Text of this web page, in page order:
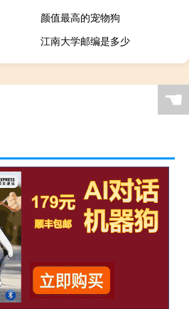
颜值最高的宠物狗
江南大学邮编是多少
☚